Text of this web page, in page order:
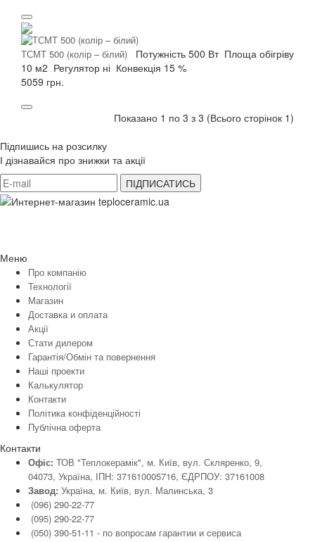
ТСМT 500 (колір – білий) Потужність 500 Вт Площа обігріву
10 м2 Регулятор ні Конвекція 15 %
5059 грн.
Показано 1 по 3 з 3 (Всього сторінок 1)
Підпишись на розсилку
І дізнавайся про знижки та акції
Меню
Про компанію
Технології
Магазин
Доставка и оплата
Акції
Стати дилером
Гарантія/Обмін та повернення
Наші проекти
Калькулятор
Контакти
Політика конфіденційності
Публічна оферта
Контакти
Офіс: ТОВ "Теплокерамік", м. Київ, вул. Скляренко, 9,
04073, Україна, ІПН: 371610005716, ЄДРПОУ: 37161008
Завод: Україна, м. Київ, вул. Малинська, 3
(096) 290-22-77
(095) 290-22-77
(050) 390-51-11 - по вопросам гарантии и cервиса